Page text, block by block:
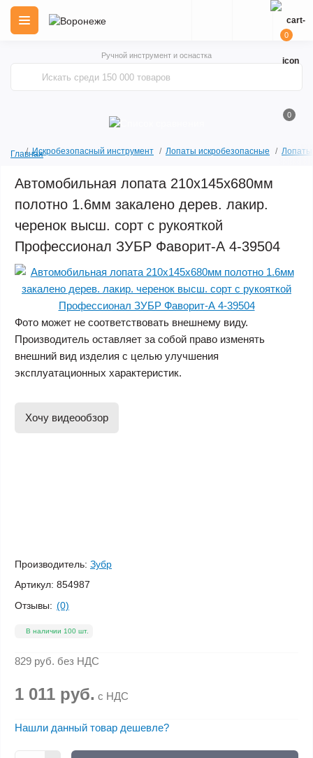
Ручной инструмент и оснастка
0
0
ГлавнаяИскробезопасный инструмент Лопаты искробезопасные
Автомобильная лопата 210х145х680мм
полотно 1.6мм закалено дерев. лакир.
черенок высш. сорт с рукояткой
Профессионал ЗУБР Фаворит-А 4-39504
Фото может не соответствовать внешнему виду.
Производитель оставляет за собой право изменять
внешний вид изделия с целью улучшения
эксплуатационных характеристик.
Хочу видеообзор
Производитель: Зубр
Артикул: 854987
Отзывы: (0)
В наличии 100 шт.
829 руб. без НДС
1 011 руб. с НДС
Нашли данный товар дешевле?